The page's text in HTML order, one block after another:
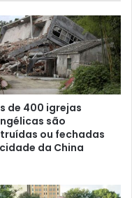
de 400 igrejas
são
ou fechadas
da China